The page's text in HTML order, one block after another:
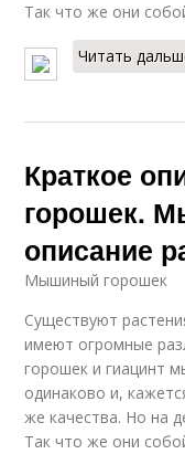
Так что же они
Читать
Краткое
горошек.
описание
Мышиный горошек
Существуют
имеют огромные
горошек и гиацинт
одинаково и,
же качества. Но на
Так что же они